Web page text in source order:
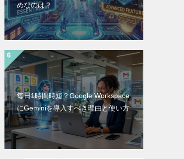
めなのは？
毎日1時間時短？Google Workspace
にGeminiを導入すべき理由と使い方